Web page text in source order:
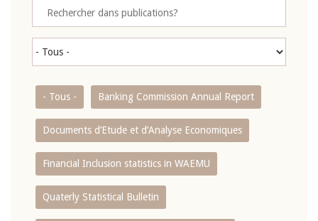
- Tous - Banking Commission Annual Report
Documents d’Etude et d’Analyse Economiques
Financial Inclusion statistics in WAEMU
Quaterly Statistical Bulletin